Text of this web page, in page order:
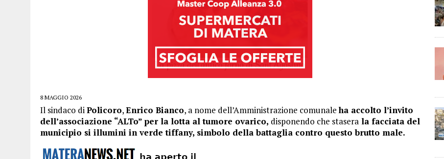
8 MAGGIO 2026
Il sindaco diPolicoro,Enrico Bianco, a nome dell’Amministrazione comunaleha accolto l’invito
dell’associazione “ALTo” per la lotta al tumore ovarico, disponendo che stasera la facciata del
municipio si illumini in verde tiffany, simbolo della battaglia contro questo brutto male.